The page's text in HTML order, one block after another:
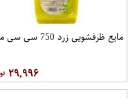
مایع ظرفشویی زرد 750 سی سی من
۲۹,۹۹۶